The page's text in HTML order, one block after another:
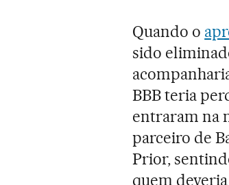
Quando o
sido
BBB teria
entraram na
parceiro de
Prior,
quem